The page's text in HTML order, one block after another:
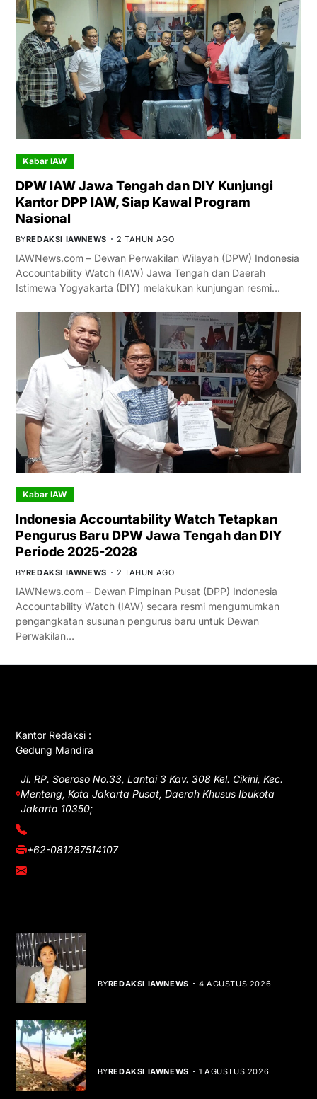
Kabar IAW
DPW IAW Jawa Tengah dan DIY Kunjungi
Kantor DPP IAW, Siap Kawal Program
Nasional
BYREDAKSI IAWNEWS 2 TAHUN AGO
IAWNews.com – Dewan Perwakilan Wilayah (DPW) Indonesia
Accountability Watch (IAW) Jawa Tengah dan Daerah
Istimewa Yogyakarta (DIY) melakukan kunjungan resmi…
Kabar IAW
Indonesia Accountability Watch Tetapkan
Pengurus Baru DPW Jawa Tengah dan DIY
Periode 2025-2028
BYREDAKSI IAWNEWS 2 TAHUN AGO
IAWNews.com – Dewan Pimpinan Pusat (DPP) Indonesia
Accountability Watch (IAW) secara resmi mengumumkan
pengangkatan susunan pengurus baru untuk Dewan
Perwakilan…
Kantor Redaksi :
Gedung Mandira
Jl. RP. Soeroso No.33, Lantai 3 Kav. 308 Kel. Cikini, Kec.
Menteng, Kota Jakarta Pusat, Daerah Khusus Ibukota
Jakarta 10350;
(021) 3908026
+62-081287514107
adm@iawnews.com
BYREDAKSI IAWNEWS 4 AGUSTUS 2026
BYREDAKSI IAWNEWS 1 AGUSTUS 2026